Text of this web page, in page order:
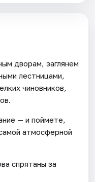
дворам, заглянем
лестницами,
чиновников,
— и поймете,
атмосферной
спрятаны за